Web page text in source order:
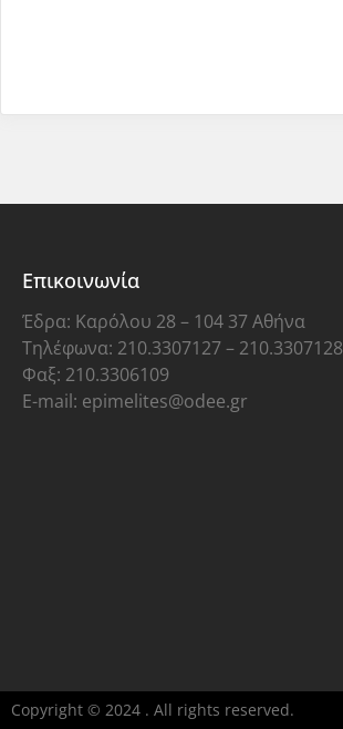
Επικοινωνία
Έδρα: Καρόλου 28 – 104 37 Αθήνα
Τηλέφωνα: 210.3307127 – 210.3307128
Φαξ: 210.3306109
E-mail: epimelites@odee.gr
Copyright © 2024 . All rights reserved.